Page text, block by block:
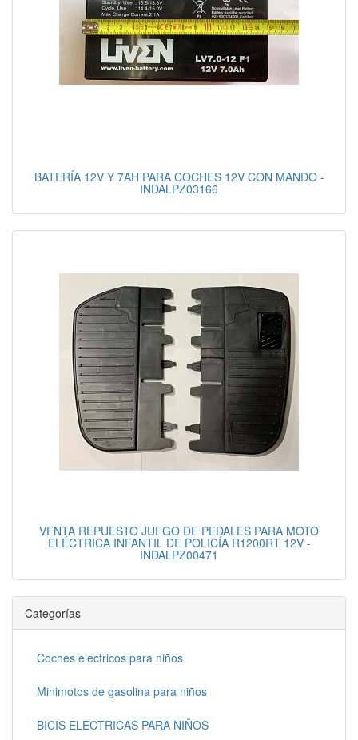
BATERÍA 12V Y 7AH PARA COCHES 12V CON MANDO -
INDALPZ03166
VENTA REPUESTO JUEGO DE PEDALES PARA MOTO
ELÉCTRICA INFANTIL DE POLICÍA R1200RT 12V -
INDALPZ00471
Categorías
Coches electricos para niños
Minimotos de gasolina para niños
BICIS ELECTRICAS PARA NIÑOS